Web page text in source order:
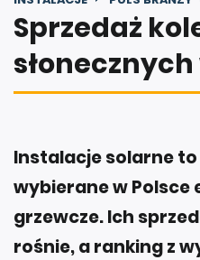
Sprzedaż
słonecznych
Instalacje solarne
wybierane w Polsce
grzewcze. Ich
rośnie, a ranking z